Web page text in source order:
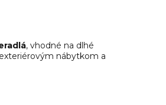
, vhodné na dlhé
nábytkom a